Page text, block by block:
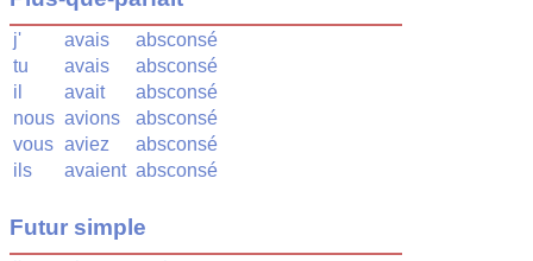
j' avais
absconsé
tu
avais
absconsé
il
avait
absconsé
nous avions
absconsé
vous aviez
absconsé
ils
avaient absconsé
Futur simple